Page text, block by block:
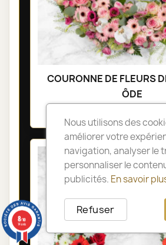
COURONNE DE FLEURS
ÔDE
Nous utilisons des
améliorer votre
navigation, analyser le
personnaliser le
publicités. En savoir
Refuser
8/10
14 avis